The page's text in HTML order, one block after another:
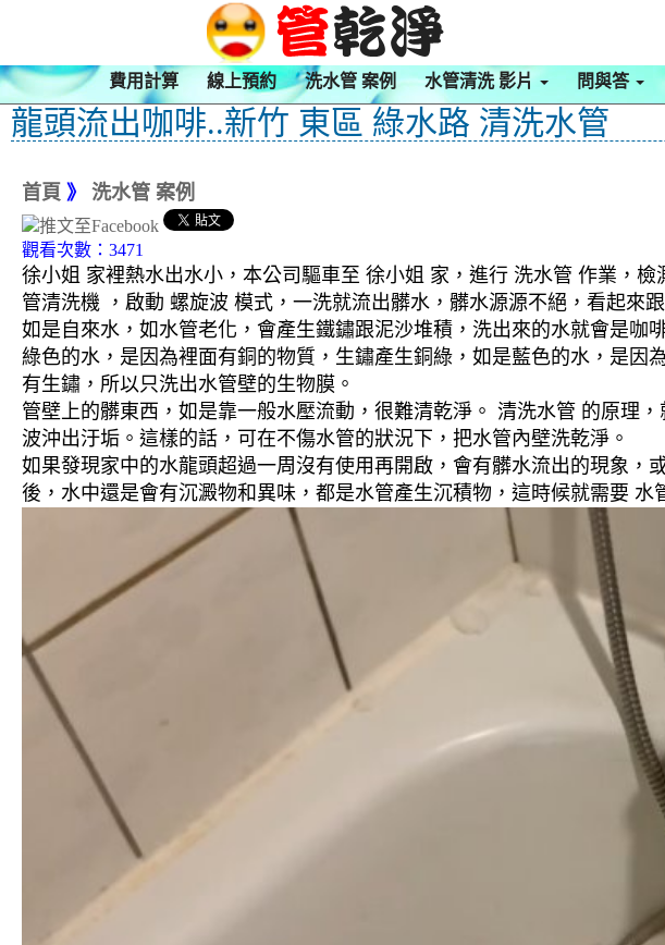
費用計算 線上預約 洗水管 案例 水管清洗 影片 問與答
龍頭流出咖啡..新竹 東區 綠水路 清洗水管
首頁 》 洗水管 案例
觀看次數：3471
徐小姐 家裡熱水出水小，本公司驅車至 徐小姐 家，進行 洗水管 作業，
管清洗機 ，啟動 螺旋波 模式，一洗就流出髒水，髒水源源不絕，看起來
如是自來水，如水管老化，會產生鐵鏽跟泥沙堆積，洗出來的水就會是
綠色的水，是因為裡面有銅的物質，生鏽產生銅綠，如是藍色的水，是
有生鏽，所以只洗出水管壁的生物膜。
管壁上的髒東西，如是靠一般水壓流動，很難清乾淨。 清洗水管 的原理
波沖出汙垢。這樣的話，可在不傷水管的狀況下，把水管內壁洗乾淨。
如果發現家中的水龍頭超過一周沒有使用再開啟，會有髒水流出的現象
後，水中還是會有沉澱物和異味，都是水管產生沉積物，這時候就需要 水